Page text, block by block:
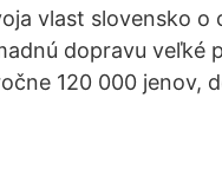
vlast slovensko o
dopravu veľké
120 000 jenov,